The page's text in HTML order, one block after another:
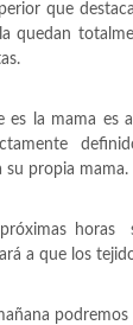
que
quedan
es la mama es
su propia mama.
próximas
a que los